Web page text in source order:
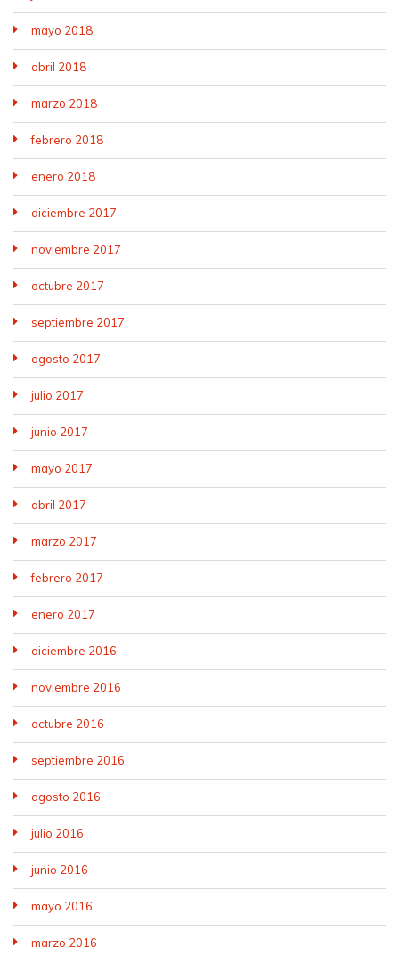
mayo 2018
abril 2018
marzo 2018
febrero 2018
enero 2018
diciembre 2017
noviembre 2017
octubre 2017
septiembre 2017
agosto 2017
julio 2017
junio 2017
mayo 2017
abril 2017
marzo 2017
febrero 2017
enero 2017
diciembre 2016
noviembre 2016
octubre 2016
septiembre 2016
agosto 2016
julio 2016
junio 2016
mayo 2016
marzo 2016